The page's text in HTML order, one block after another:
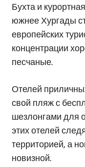
Бухта и
южнее Хургады
европейских
концентрации
песчаные.
Отелей
свой пляж с
шезлонгами для
этих отелей
территорией, а
новизной.